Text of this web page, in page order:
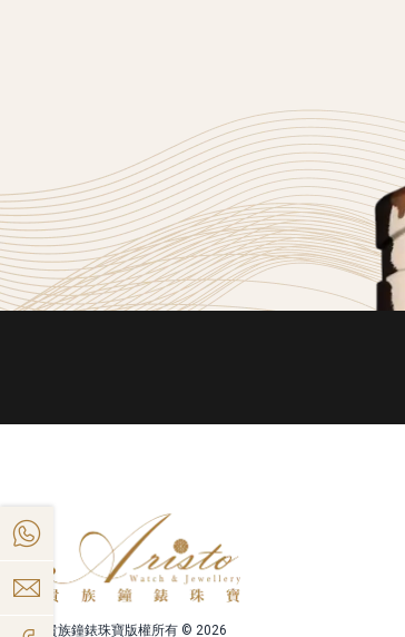
貴族鐘錶珠寶版權所有 © 2026